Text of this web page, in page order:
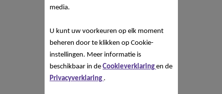
media.
U kunt uw voorkeuren op elk moment
beheren door te klikken op Cookie-
instellingen. Meer informatie is
beschikbaar in de Cookieverklaring en de
Privacyverklaring .